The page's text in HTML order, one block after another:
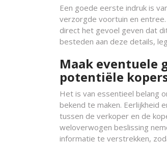
Een goede eerste indruk is
verzorgde voortuin en
direct het gevoel geven dat
besteden aan deze details,
Maak eventuele
potentiële
Het is van essentieel belang
bekend te maken. Eerlijkheid
tussen de verkoper en de
weloverwogen beslissing
informatie te verstrekken,